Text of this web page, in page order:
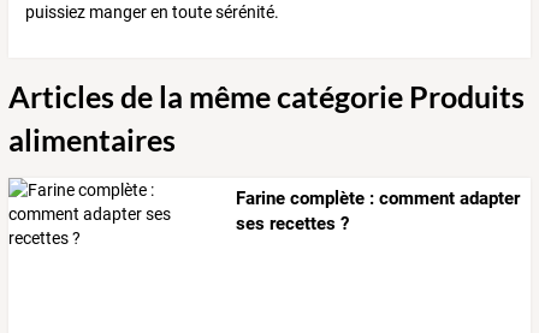
puissiez manger en toute sérénité.
Articles de la même catégorie Produits
alimentaires
Farine complète : comment adapter
ses recettes ?